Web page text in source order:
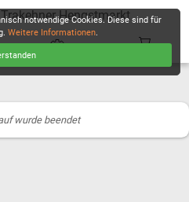
Hengstmarkt
wurde beendet
notwendige Cookies. Diese sind für
Weitere Informationen.